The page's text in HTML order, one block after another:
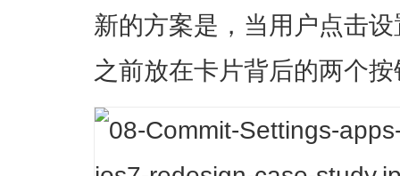
新的方案是，当用户点击
之前放在卡片背后的两个